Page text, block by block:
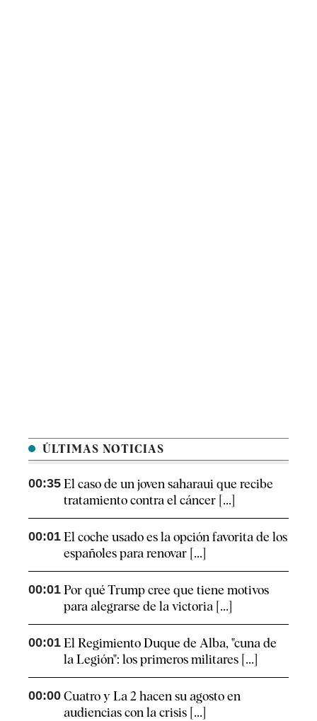
ÚLTIMAS NOTICIAS
00:35 El caso de un joven saharaui que recibe
tratamiento contra el cáncer [...]
00:01 El coche usado es la opción favorita de los
españoles para renovar [...]
00:01 Por qué Trump cree que tiene motivos
para alegrarse de la victoria [...]
00:01 El Regimiento Duque de Alba, "cuna de
la Legión": los primeros militares [...]
00:00 Cuatro y La 2 hacen su agosto en
audiencias con la crisis [...]